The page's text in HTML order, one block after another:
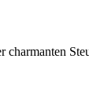
charmanten